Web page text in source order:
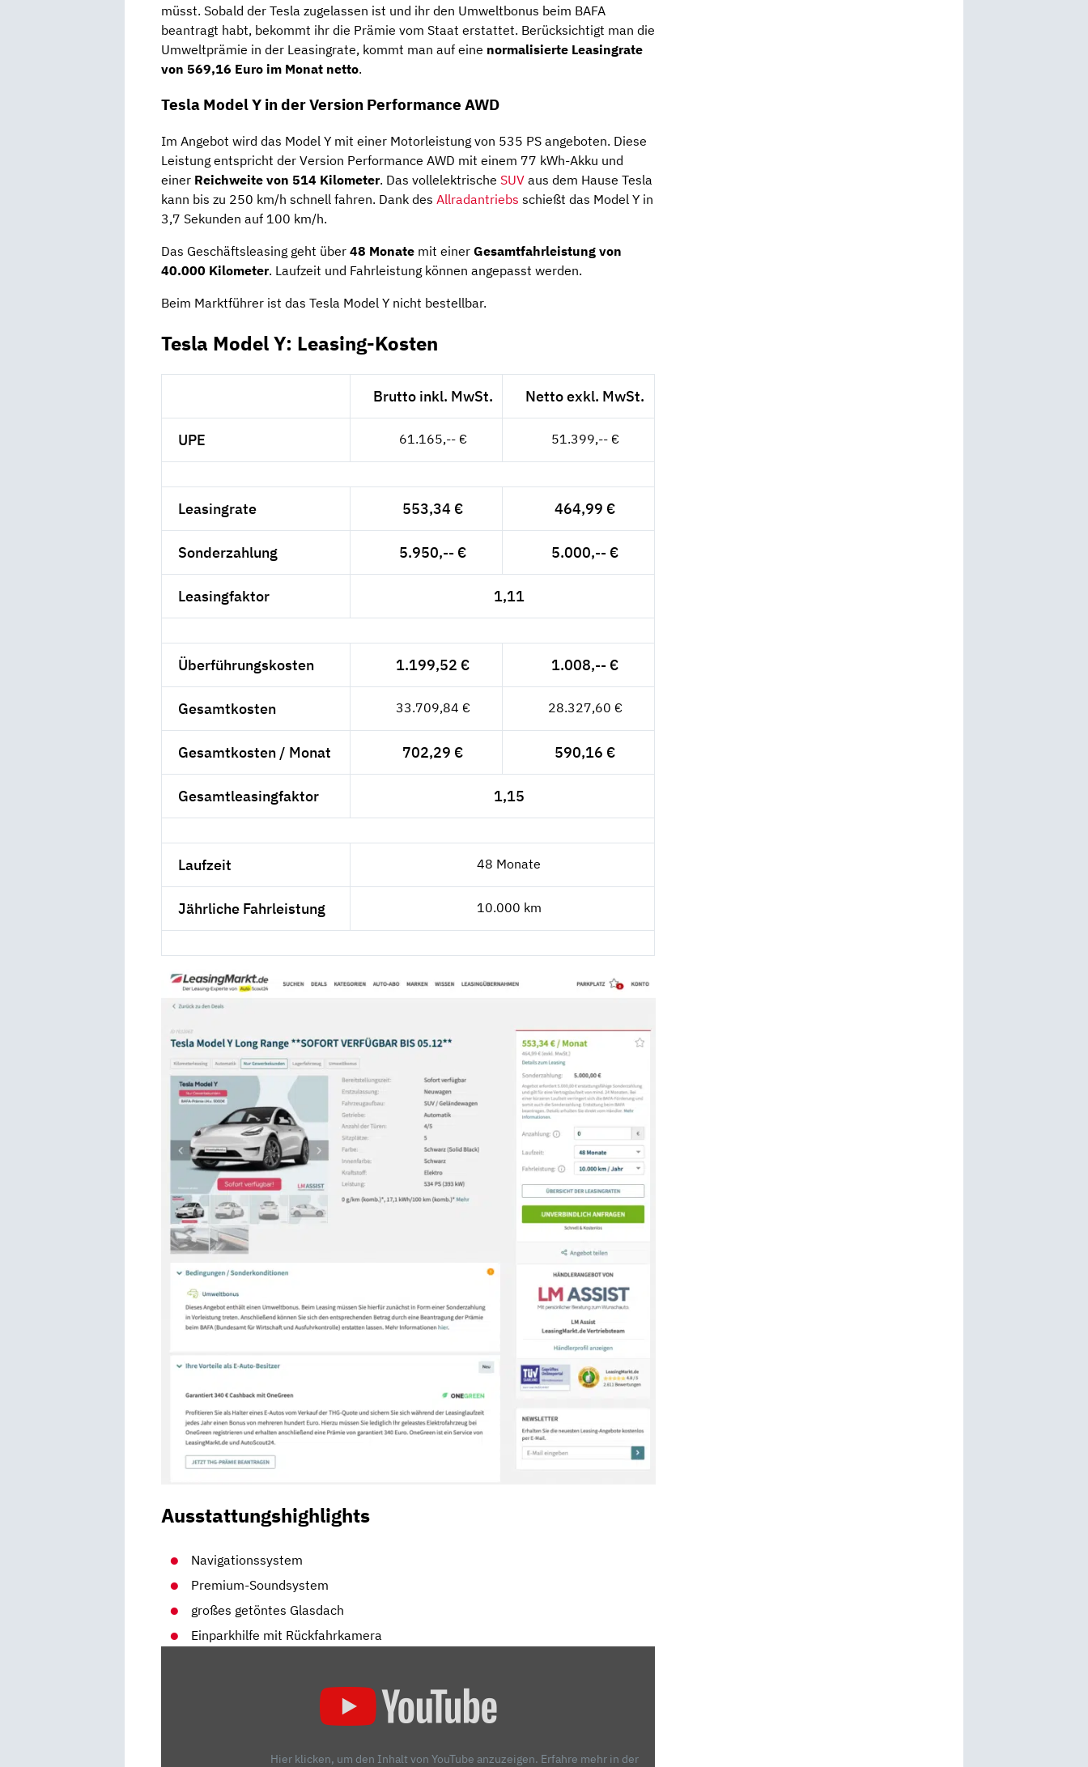
müsst. Sobald der Tesla zugelassen ist und ihr den Umweltbonus beim BAFA
beantragt habt, bekommt ihr die Prämie vom Staat erstattet. Berücksichtigt man die
Umweltprämie in der Leasingrate, kommt man auf eine normalisierte Leasingrate
von 569,16 Euro im Monat netto.
Tesla Model Y in der Version Performance AWD
Im Angebot wird das Model Y mit einer Motorleistung von 535 PS angeboten. Diese
Leistung entspricht der Version Performance AWD mit einem 77 kWh-Akku und
einer Reichweite von 514 Kilometer. Das vollelektrische SUV aus dem Hause Tesla
kann bis zu 250 km/h schnell fahren. Dank des Allradantriebs schießt das Model Y in
3,7 Sekunden auf 100 km/h.
Das Geschäftsleasing geht über 48 Monate mit einer Gesamtfahrleistung von
40.000 Kilometer. Laufzeit und Fahrleistung können angepasst werden.
Beim Marktführer ist das Tesla Model Y nicht bestellbar.
Tesla Model Y: Leasing-Kosten
Brutto inkl. MwSt. Netto exkl. MwSt.
UPE 61.165,-- € 51.399,-- €
Leasingrate 553,34 € 464,99 €
Sonderzahlung 5.950,-- € 5.000,-- €
Leasingfaktor 1,11
Überführungskosten 1.199,52 € 1.008,-- €
Gesamtkosten 33.709,84 € 28.327,60 €
Gesamtkosten / Monat 702,29 € 590,16 €
Gesamtleasingfaktor 1,15
Laufzeit 48 Monate
Jährliche Fahrleistung 10.000 km
Ausstattungshighlights
Navigationssystem
Premium-Soundsystem
großes getöntes Glasdach
Einparkhilfe mit Rückfahrkamera
Hier klicken, um den Inhalt von YouTube anzuzeigen. Erfahre mehr in der